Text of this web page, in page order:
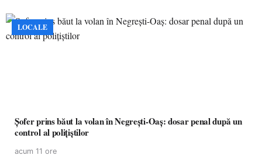
LOCALE
Șofer prins băut la volan în Negrești-Oaș: dosar penal după un
control al polițiștilor
acum 11 ore